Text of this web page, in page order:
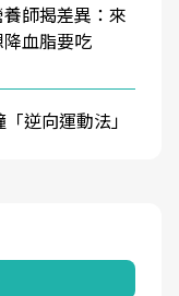
師揭差異：來
血脂要吃
逆向運動法」